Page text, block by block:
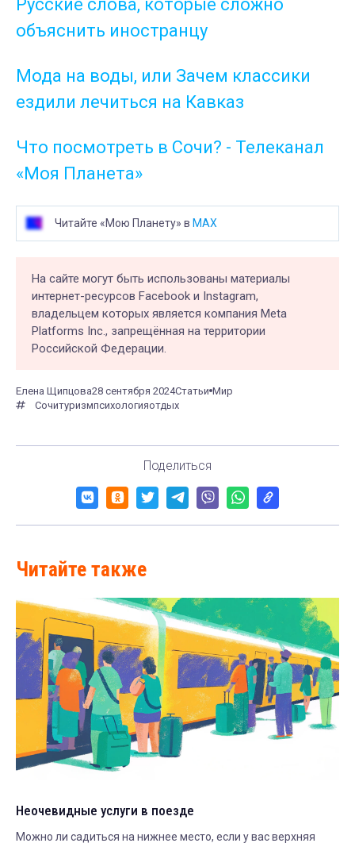
Русские слова, которые сложно
объяснить иностранцу
Мода на воды, или Зачем классики
ездили лечиться на Кавказ
Что посмотреть в Сочи? - Телеканал
«Моя Планета»
Читайте «Мою Планету» в MAX
На сайте могут быть использованы материалы
интернет-ресурсов Facebook и Instagram,
владельцем которых является компания Meta
Platforms Inc., запрещённая на территории
Российской Федерации.
Елена Щипцова28 сентября 2024Статьи Мир
Сочитуризмпсихологияотдых
Поделиться
Читайте также
Неочевидные услуги в поезде
Можно ли садиться на нижнее место, если у вас верхняя